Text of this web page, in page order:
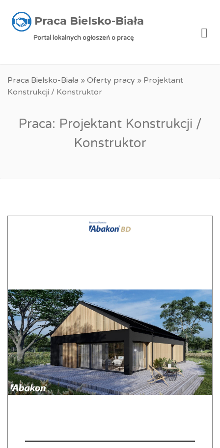
Praca Bielsko-Biała
Portal lokalnych ogłoszeń o pracę
Praca Bielsko-Biała » Oferty pracy » Projektant
Konstrukcji / Konstruktor
Praca: Projektant Konstrukcji /
Konstruktor